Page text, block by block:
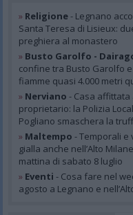
» Religione- Legnano
Santa Teresa di Lisieux:
preghiera al monastero
» Busto Garolfo -
confine tra Busto Garolfo
fiamme quasi 4.000 metri
» Nerviano - Casa affittata
proprietario: la Polizia
Pogliano smaschera la
» Maltempo - Temporali e
gialla anche nell’Alto
mattina di sabato 8 luglio
» Eventi - Cosa fare nel
agosto a Legnano e